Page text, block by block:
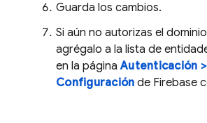
Guarda los cambios.
Si aún no autorizas el
agrégalo a la lista de
en la páginaAutenticación >
Configuración de Firebase